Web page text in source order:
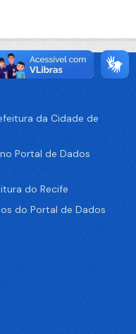
da Cidade de
Portal de Dados
do Recife
do Portal de Dados